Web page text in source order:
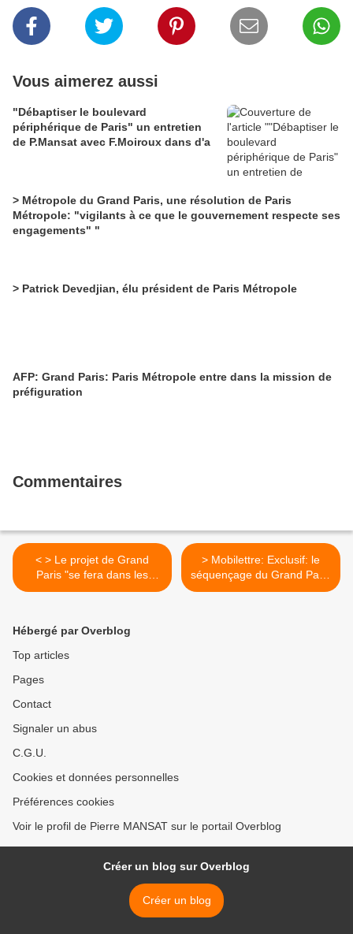
Vous aimerez aussi
"Débaptiser le boulevard
périphérique de Paris" un entretien
de P.Mansat avec F.Moiroux dans d'a
> Métropole du Grand Paris, une résolution de Paris
Métropole: "vigilants à ce que le gouvernement respecte ses
engagements" "
> Patrick Devedjian, élu président de Paris Métropole
AFP: Grand Paris: Paris Métropole entre dans la mission de
préfiguration
Commentaires
< > Le projet de Grand
Paris "se fera dans les
temps", a assuré mercredi ,
> Mobilettre: Exclusif: le
séquençage du Grand Paris
>
Hébergé par Overblog
Top articles
Pages
Contact
Signaler un abus
C.G.U.
Cookies et données personnelles
Préférences cookies
Voir le profil de Pierre MANSAT sur le portail Overblog
Créer un blog sur Overblog
Créer un blog